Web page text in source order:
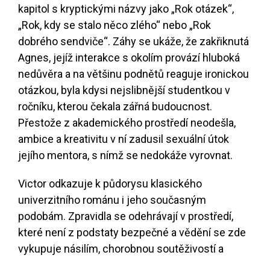
kapitol s kryptickými názvy jako „Rok otázek“,
„Rok, kdy se stalo něco zlého“ nebo „Rok
dobrého sendviče“. Záhy se ukáže, že zakřiknutá
Agnes, jejíž interakce s okolím provází hluboká
nedůvěra a na většinu podnětů reaguje ironickou
otázkou, byla kdysi nejslibnější studentkou v
ročníku, kterou čekala zářná budoucnost.
Přestože z akademického prostředí neodešla,
ambice a kreativitu v ní zadusil sexuální útok
jejího mentora, s nímž se nedokáže vyrovnat.
Victor odkazuje k půdorysu klasického
univerzitního románu i jeho současným
podobám. Zpravidla se odehrávají v prostředí,
které není z podstaty bezpečné a vědění se zde
vykupuje násilím, chorobnou soutěživostí a